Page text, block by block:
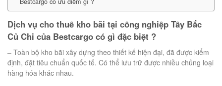
Dịch vụ cho thuê kho bãi tại công nghiệp Tây Bắc
Củ Chi của Bestcargo có gì đặc biệt ?
– Toàn bộ kho bãi xây dựng theo thiết kế hiện đại, đã được kiểm
định, đặt tiêu chuẩn quốc tế. Có thể lưu trữ được nhiều chủng loại
hàng hóa khác nhau.